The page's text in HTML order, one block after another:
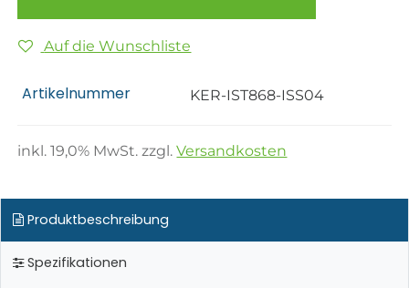
Auf die Wunschliste
Artikelnummer KER-IST868-ISS04
inkl.19,0% MwSt. zzgl.Versandkosten
Produktbeschreibung
Spezifikationen